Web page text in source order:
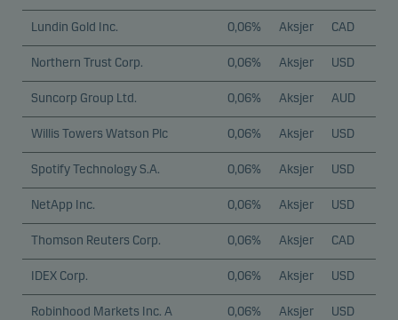
Lundin Gold Inc. 0,06% Aksjer CAD
Northern Trust Corp. 0,06% Aksjer USD
Suncorp Group Ltd. 0,06% Aksjer AUD
Willis Towers Watson Plc 0,06% Aksjer USD
Spotify Technology S.A. 0,06% Aksjer USD
NetApp Inc. 0,06% Aksjer USD
Thomson Reuters Corp. 0,06% Aksjer CAD
IDEX Corp. 0,06% Aksjer USD
Robinhood Markets Inc. A 0,06% Aksjer USD